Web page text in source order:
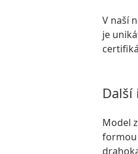
V naší
je
Model
formou